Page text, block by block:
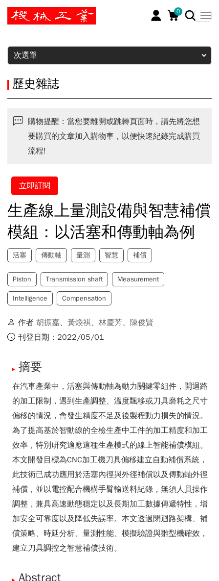
0
暫停
次選單
歷史雜誌
購物提醒：當您要離開或跳轉頁面時，請先將您想
要購買的文章加入購物車，以便快速紀錄完成購買
流程!
立即訂閱
生產線上量測設備與智慧補償
模組：以活塞和傳動軸為例
活塞 傳動軸 量測 智慧 補償
Piston Transmission shaft Measurement
Intelligence Compensation
作者 胡振嘉、 黃煥祺、 林慶芳、 陳俊賢
刊登日期：2022/05/01
摘要
在汽車產業中，活塞與傳動軸為動力關鍵零組件，開迴路
的加工限制，遇到生產調整、溫度飄移或刀具磨耗之尺寸
偏移的情況，會發生精度不足及後製程動力損失的情況。
為了提高基於智動線的全檢生產中工件的加工精度和加工
效率，特別研究適應這種生產模式的線上智能補償模組。
本文開發目標為CNC加工機刀具偏移建立自動補償系統，
此技術已成功應用於活塞內徑與外徑補償以及傳動軸外徑
補償，並以電控配合機構手臂輸送料紀錄，無須人員操作
調整，兼具高速動態穩定以及長期加工數據傳遞特性，增
加安全可靠度以及降低失誤率。本文透過閉迴路架構、補
償策略、時延分析、量測性能、模擬驗證與雛型機確效，
建立刀具調控之智慧補償技術。
Abstract